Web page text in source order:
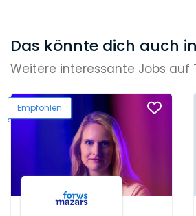
Das könnte dich auch
Weitere interessante Jobs auf
Empfohlen